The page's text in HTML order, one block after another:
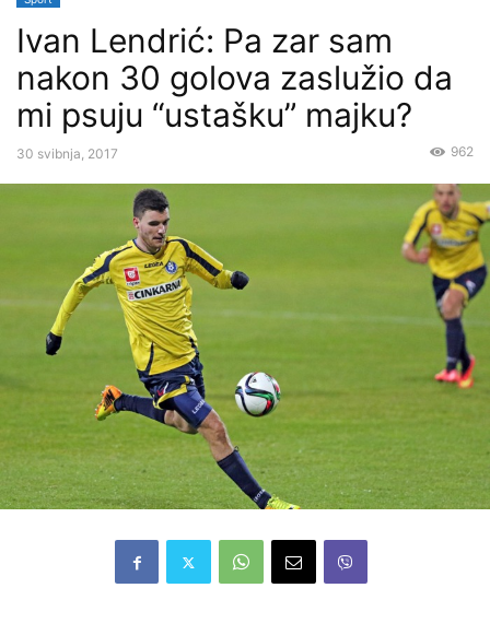
Ivan Lendrić: Pa zar sam
nakon 30 golova zaslužio da
mi psuju “ustašku” majku?
30 svibnja, 2017 962